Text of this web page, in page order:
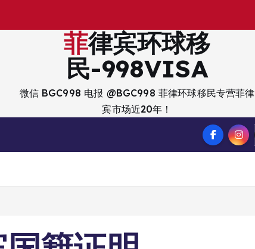
菲律宾环球移
民-998VISA
微信 BGC998 电报 @BGC998 菲律环球移民专营菲律
宾市场近20年！